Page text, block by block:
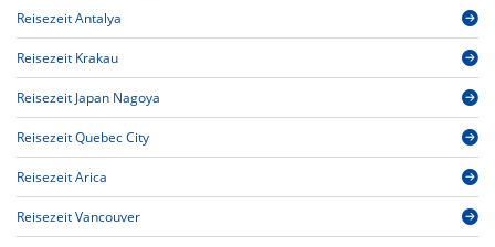
Reisezeit Antalya
Reisezeit Krakau
Reisezeit Japan Nagoya
Reisezeit Quebec City
Reisezeit Arica
Reisezeit Vancouver